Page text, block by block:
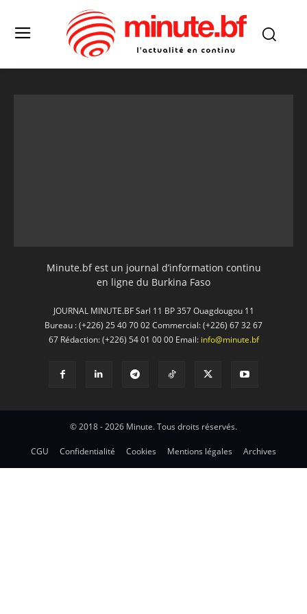
Minute.bf est un journal d’information continu
en ligne du Burkina Faso
JOURNAL MINUTE.BF Sarl 11 BP 357 Ouagdougou 11
Bureau : (+226) 25 40 70 02 Commercial: (+226) 67 32 67
67 Rédaction: (+226) 54 01 00 00 Email: info@minute.bf
© 2018 - 2026 Minute. Tous droits réservés.
CGU Confidentialité Cookies Mentions légales Archives